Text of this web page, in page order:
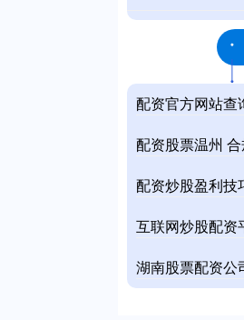
配资官方网站查
配资股票温州
配资炒股盈利技
互联网炒股配资
湖南股票配资公